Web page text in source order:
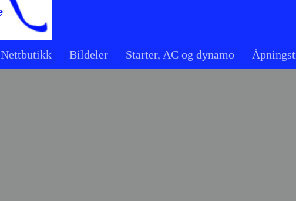
Nettbutikk Bildeler Starter, AC og dynamo